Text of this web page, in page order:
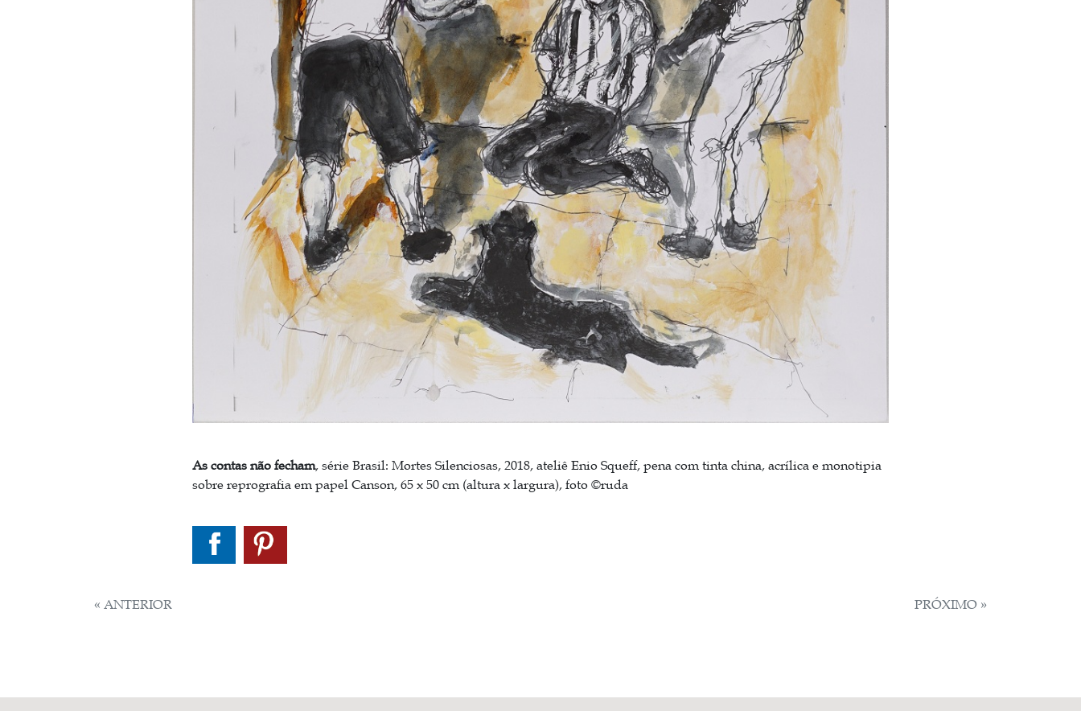
As contas não fecham, série Brasil: Mortes Silenciosas, 2018, ateliê Enio Squeff, pena com tinta china, acrílica e monotipia
sobre reprografia em papel Canson, 65 x 50 cm (altura x largura), foto ©ruda
NAVEGAÇÃO
« ANTERIOR PRÓXIMO »